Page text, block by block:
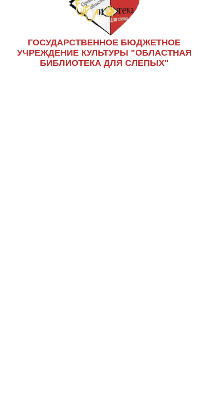
ГОСУДАРСТВЕННОЕ БЮДЖЕТНОЕ
УЧРЕЖДЕНИЕ КУЛЬТУРЫ "ОБЛАСТНАЯ
БИБЛИОТЕКА ДЛЯ СЛЕПЫХ"